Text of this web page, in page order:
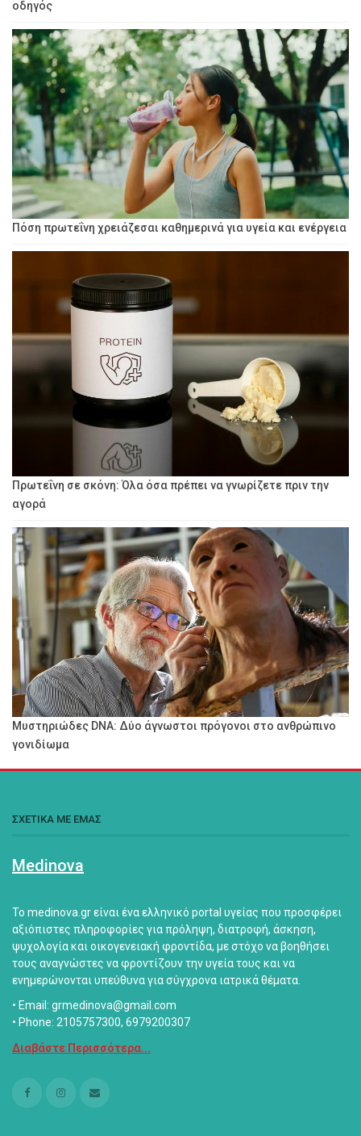
οδηγός
Πόση πρωτεΐνη χρειάζεσαι καθημερινά για υγεία και ενέργεια
Πρωτεΐνη σε σκόνη: Όλα όσα πρέπει να γνωρίζετε πριν την
αγορά
Μυστηριώδες DNA: Δύο άγνωστοι πρόγονοι στο ανθρώπινο
γονιδίωμα
ΣΧΕΤΙΚΑ ΜΕ ΕΜΑΣ
Medinova
Το medinova.gr είναι ένα ελληνικό portal υγείας που προσφέρει
αξιόπιστες πληροφορίες για πρόληψη, διατροφή, άσκηση,
ψυχολογία και οικογενειακή φροντίδα, με στόχο να βοηθήσει
τους αναγνώστες να φροντίζουν την υγεία τους και να
ενημερώνονται υπεύθυνα για σύγχρονα ιατρικά θέματα.
• Email: grmedinova@gmail.com
• Phone: 2105757300, 6979200307
Διαβάστε Περισσότερα...